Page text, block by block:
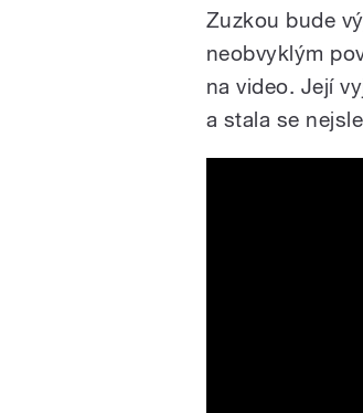
Zuzkou bude
neobvyklým
na video. Její
a stala se